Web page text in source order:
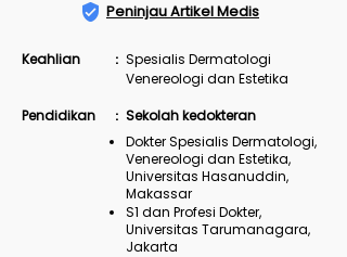
Peninjau Artikel Medis
Keahlian : Spesialis Dermatologi
Venereologi dan Estetika
Pendidikan
: Sekolah kedokteran
Dokter Spesialis Dermatologi,
Venereologi dan Estetika,
Universitas Hasanuddin,
Makassar
S1 dan Profesi Dokter,
Universitas Tarumanagara,
Jakarta